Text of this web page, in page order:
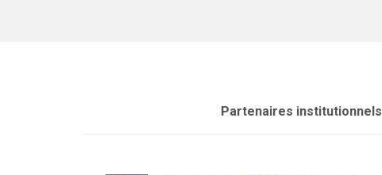
Partenaires institutionnels